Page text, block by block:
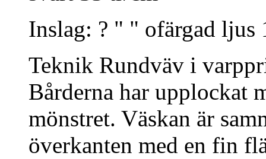
Inslag: ? " " ofärgad ljus
Teknik Rundväv i
Bårderna har upplockat
mönstret. Väskan är
överkanten med en fin